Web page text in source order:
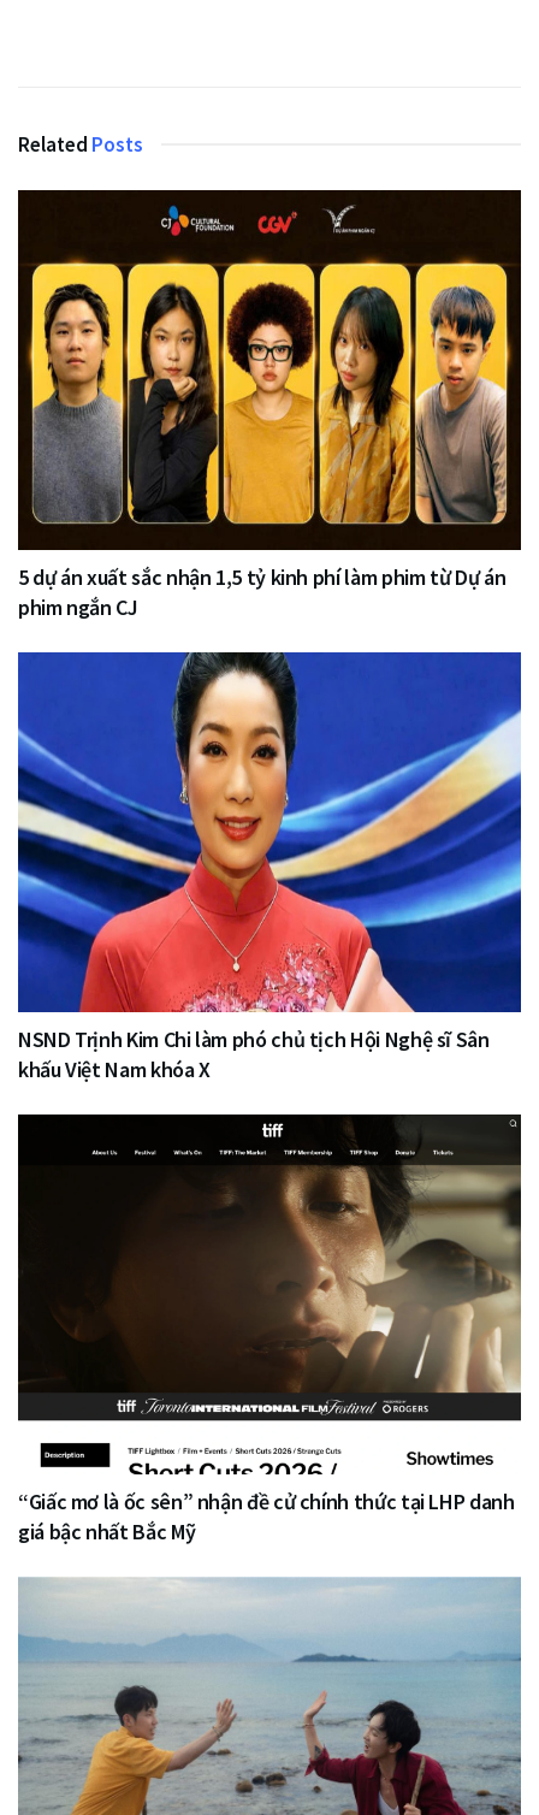
Related Posts
5 dự án xuất sắc nhận 1,5 tỷ kinh phí làm phim từ Dự án
phim ngắn CJ
NSND Trịnh Kim Chi làm phó chủ tịch Hội Nghệ sĩ Sân
khấu Việt Nam khóa X
“Giấc mơ là ốc sên” nhận đề cử chính thức tại LHP danh
giá bậc nhất Bắc Mỹ